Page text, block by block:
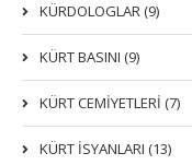
KÜRDOLOGLAR (9)
KÜRT BASINI (9)
KÜRT CEMİYETLERİ (7)
KÜRT İSYANLARI (13)